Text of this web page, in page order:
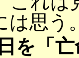
は思う
を「